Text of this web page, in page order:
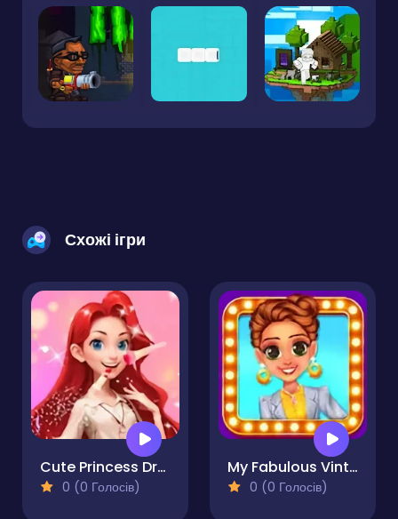
Схожі ігри
Cute Princess Dress Up
0 (0 Голосів)
My Fabulous Vintage Look
0 (0 Голосів)